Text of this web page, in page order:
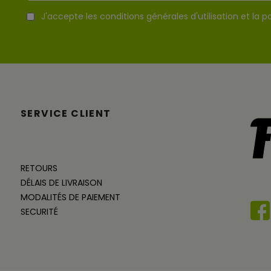
J'accepte les conditions générales d'utilisation et la
SERVICE CLIENT
RETOURS
DÉLAIS DE LIVRAISON
MODALITÉS DE PAIEMENT
SECURITÉ